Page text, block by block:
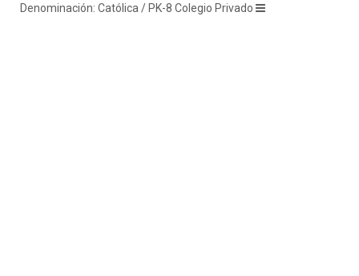
Denominación: Católica / PK-8 Colegio Privado